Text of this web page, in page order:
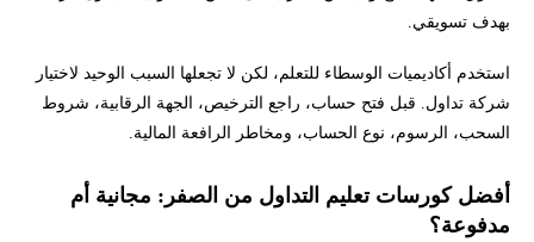
بهدف تسويقي.
استخدم أكاديميات الوسطاء للتعلم، لكن لا تجعلها السبب الوحيد لاختيار
شركة تداول. قبل فتح حساب، راجع الترخيص، الجهة الرقابية، شروط
السحب، الرسوم، نوع الحساب، ومخاطر الرافعة المالية.
أفضل كورسات تعليم التداول من الصفر: مجانية أم
مدفوعة؟